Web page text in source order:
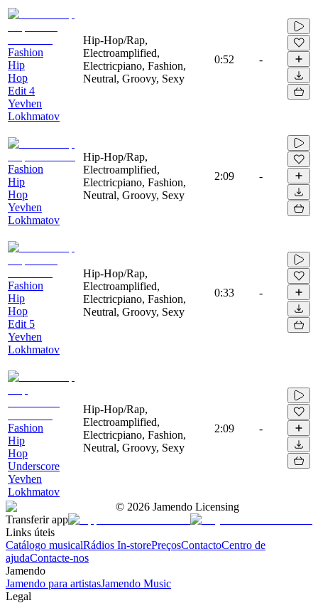
Fashion
Hip
Hop
Edit 4
Yevhen
Lokhmatov
Hip-Hop/Rap,
Electroamplified,
Electricpiano, Fashion,
Neutral, Groovy, Sexy
0:52 -
Fashion
Hip
Hop
Yevhen
Lokhmatov
Hip-Hop/Rap,
Electroamplified,
Electricpiano, Fashion,
Neutral, Groovy, Sexy
2:09 -
Fashion
Hip
Hop
Edit 5
Yevhen
Lokhmatov
Hip-Hop/Rap,
Electroamplified,
Electricpiano, Fashion,
Neutral, Groovy, Sexy
0:33 -
Fashion
Hip
Hop
Underscore
Yevhen
Lokhmatov
Hip-Hop/Rap,
Electroamplified,
Electricpiano, Fashion,
Neutral, Groovy, Sexy
2:09 -
© 2026 Jamendo Licensing
Transferir app
Links úteis
Catálogo musicalRádios In-storePreçosContactoCentro de
ajudaContacte-nos
Jamendo
Jamendo para artistasJamendo Music
Legal